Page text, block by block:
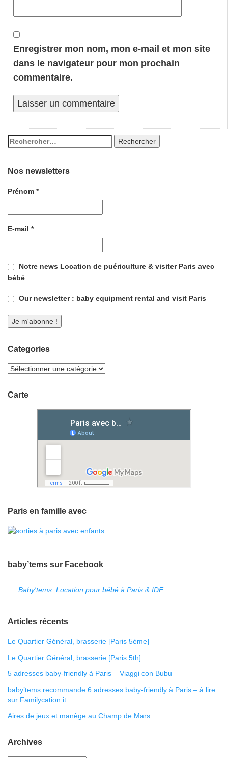
Enregistrer mon nom, mon e-mail et mon site
dans le navigateur pour mon prochain
commentaire.
Nos newsletters
Prénom *
E-mail *
Notre news Location de puériculture & visiter Paris avec
bébé
Our newsletter : baby equipment rental and visit Paris
Categories
Carte
Paris en famille avec
baby’tems sur Facebook
Baby'tems: Location pour bébé à Paris & IDF
Articles récents
Le Quartier Général, brasserie [Paris 5ème]
Le Quartier Général, brasserie [Paris 5th]
5 adresses baby-friendly à Paris – Viaggi con Bubu
baby’tems recommande 6 adresses baby-friendly à Paris – à lire
sur Familycation.it
Aires de jeux et manège au Champ de Mars
Archives